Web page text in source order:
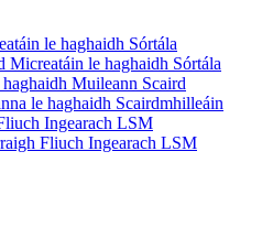
le haghaidh Sórtála
Micreatáin le haghaidh Sórtála
Muileann Scaird
le haghaidh Scairdmhilleáin
Ingearach LSM
Fliuch Ingearach LSM